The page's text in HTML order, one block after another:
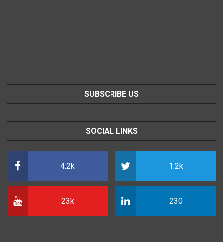
SUBSCRIBE US
SOCIAL LINKS
4.2k 1.2k
23k 230